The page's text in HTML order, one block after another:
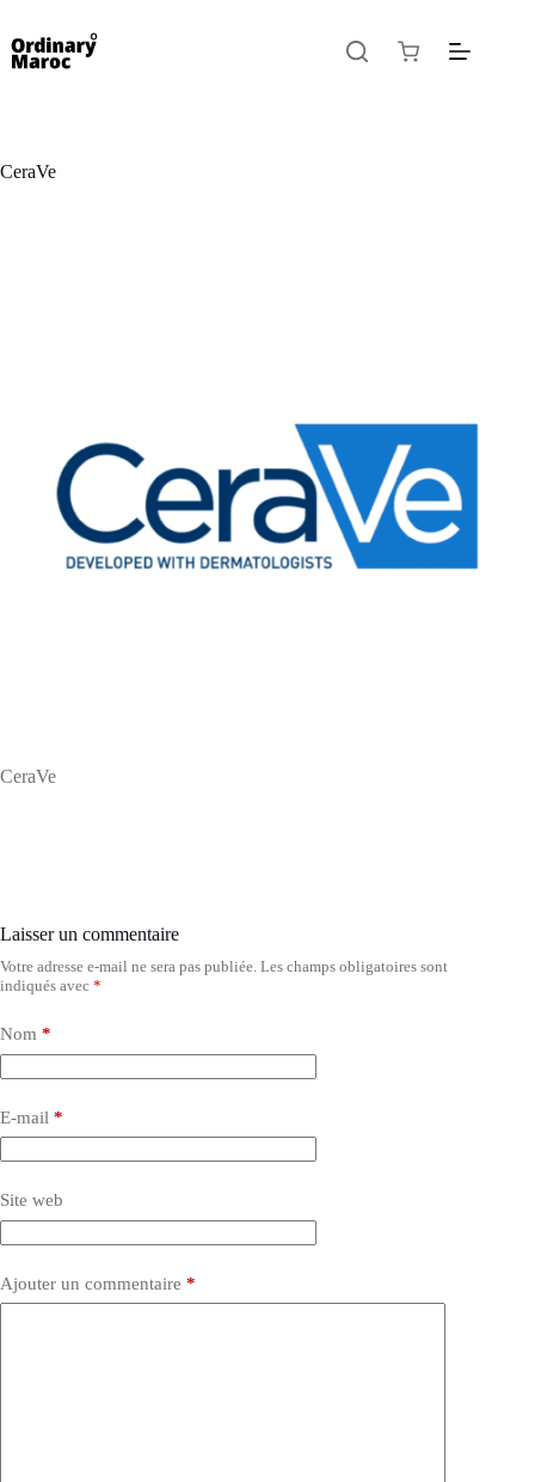
CeraVe
CeraVe
Laisser un commentaire
Votre adresse e-mail ne sera pas publiée. Les champs obligatoires sont
indiqués avec *
Nom *
E-mail *
Site web
Ajouter un commentaire *